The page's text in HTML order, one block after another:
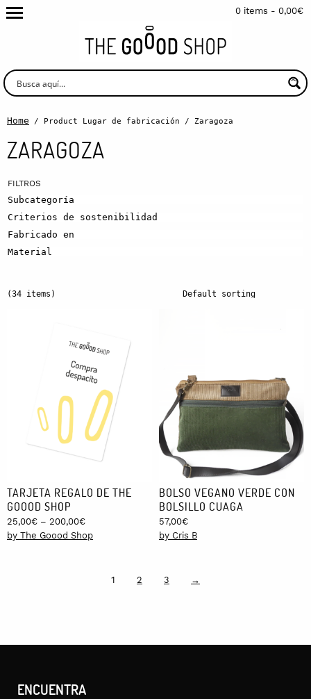
0 items - 0,00€
Home / Product Lugar de fabricación / Zaragoza
ZARAGOZA
Subcategoría
Criterios de sostenibilidad
Fabricado en
Material
(34 items)
TARJETA REGALO DE THE
GOOOD SHOP
25,00€ – 200,00€Price
range:
200,00€
by The Goood Shop
BOLSO VEGANO VERDE CON
BOLSILLO CUAGA
57,00€
by Cris B
1 2 3 →
ENCUENTRA